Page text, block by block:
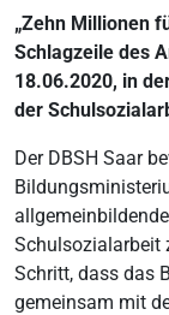
„Zehn Millionen
Schlagzeile des
18.06.2020, in
der
Der DBSH Saar
Schulsozialarbeit
Schritt, dass das
gemeinsam mit